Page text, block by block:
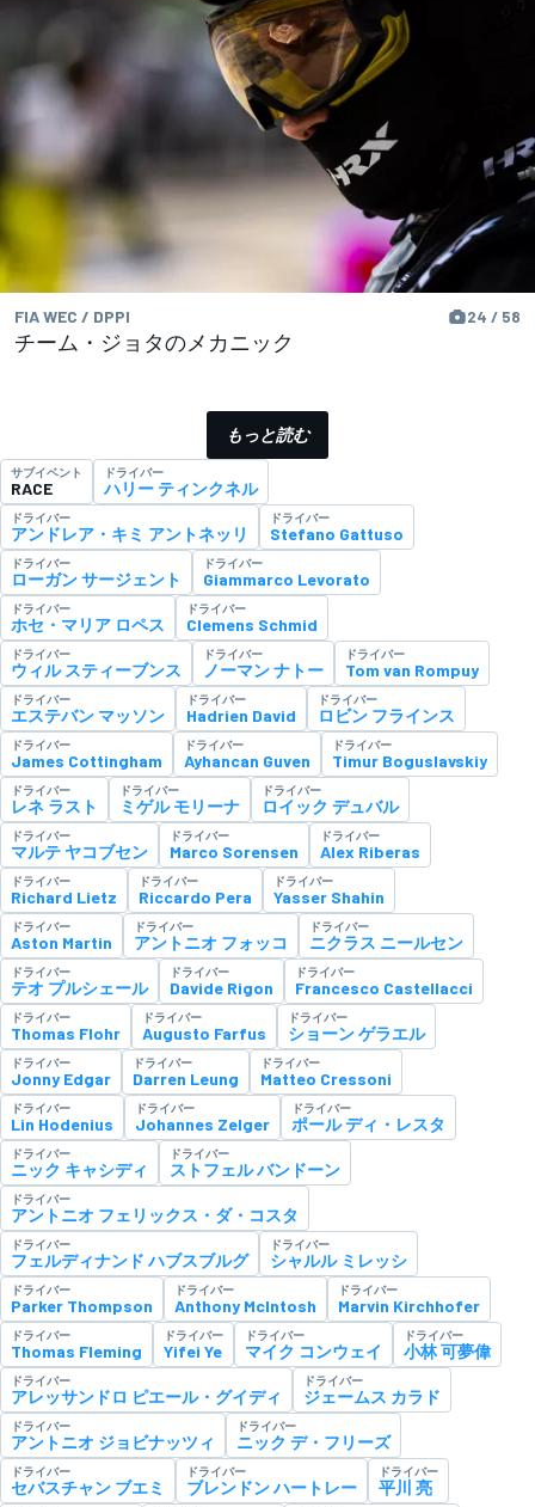
FIA WEC / DPPI 24 / 58
チーム・ジョタのメカニック
もっと読む
サブイベント
RACE
ドライバー
ハリー ティンクネル
ドライバー
アンドレア・キミ アントネッリ
ドライバー
Stefano Gattuso
ドライバー
ローガン サージェント
ドライバー
Giammarco Levorato
ドライバー
ホセ・マリア ロペス
ドライバー
Clemens Schmid
ドライバー
ウィル スティーブンス
ドライバー
ノーマン ナトー
ドライバー
Tom van Rompuy
ドライバー
エステバン マッソン
ドライバー
Hadrien David
ドライバー
ロビン フラインス
ドライバー
James Cottingham
ドライバー
Ayhancan Guven
ドライバー
Timur Boguslavskiy
ドライバー
レネ ラスト
ドライバー
ミゲル モリーナ
ドライバー
ロイック デュバル
ドライバー
マルテ ヤコブセン
ドライバー
Marco Sorensen
ドライバー
Alex Riberas
ドライバー
Richard Lietz
ドライバー
Riccardo Pera
ドライバー
Yasser Shahin
ドライバー
Aston Martin
ドライバー
アントニオ フォッコ
ドライバー
ニクラス ニールセン
ドライバー
テオ プルシェール
ドライバー
Davide Rigon
ドライバー
Francesco Castellacci
ドライバー
Thomas Flohr
ドライバー
Augusto Farfus
ドライバー
ショーン ゲラエル
ドライバー
Jonny Edgar
ドライバー
Darren Leung
ドライバー
Matteo Cressoni
ドライバー
Lin Hodenius
ドライバー
Johannes Zelger
ドライバー
ポール ディ・レスタ
ドライバー
ニック キャシディ
ドライバー
ストフェル バンドーン
ドライバー
アントニオ フェリックス・ダ・コスタ
ドライバー
フェルディナンド ハブスブルグ
ドライバー
シャルル ミレッシ
ドライバー
Parker Thompson
ドライバー
Anthony McIntosh
ドライバー
Marvin Kirchhofer
ドライバー
Thomas Fleming
ドライバー
Yifei Ye
ドライバー
マイク コンウェイ
ドライバー
小林 可夢偉
ドライバー
アレッサンドロ ピエール・グイディ
ドライバー
ジェームス カラド
ドライバー
アントニオ ジョビナッツィ
ドライバー
ニック デ・フリーズ
ドライバー
セバスチャン ブエミ
ドライバー
ブレンドン ハートレー
ドライバー
平川 亮